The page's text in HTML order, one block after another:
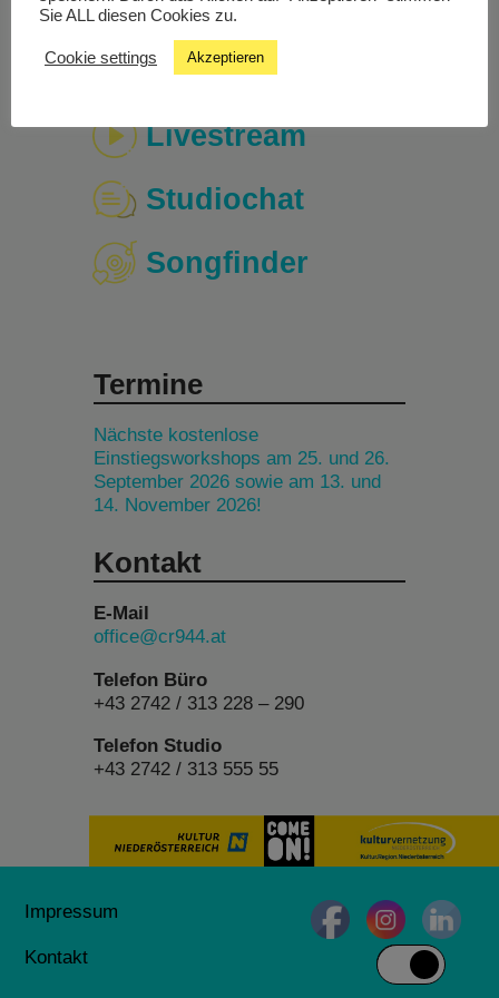
Livestream
Studiochat
Songfinder
Termine
Nächste kostenlose
Einstiegsworkshops am 25. und 26.
September 2026 sowie am 13. und
14. November 2026!
Kontakt
E-Mail
office@cr944.at
Telefon Büro
+43 2742 / 313 228 – 290
Telefon Studio
+43 2742 / 313 555 55
Impressum
Kontakt
Sie ALL diesen Cookies zu.
Cookie settings Akzeptieren